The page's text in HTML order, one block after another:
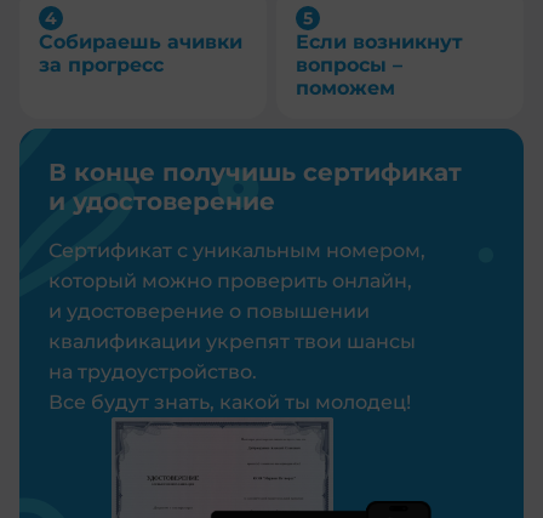
Собираешь ачивки
за прогресс
Если возникнут
вопросы –
поможем
В конце получишь сертификат
и удостоверение
Сертификат с уникальным номером,
который можно проверить онлайн,
и удостоверение о повышении
квалификации укрепят твои шансы
на трудоустройство.
Все будут знать, какой ты молодец!